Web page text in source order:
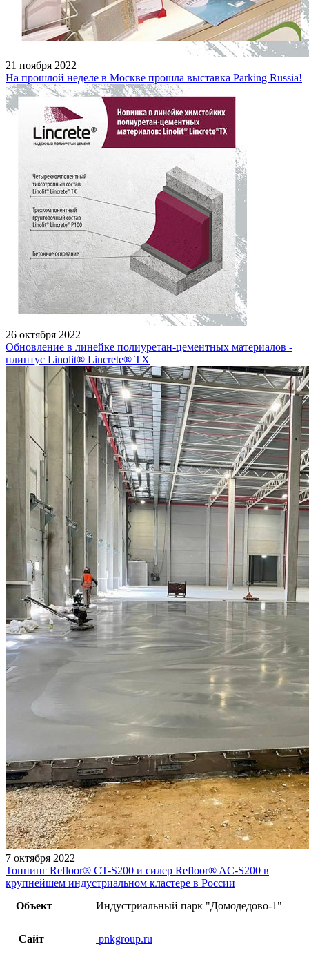
21 ноября 2022
На прошлой неделе в Москве прошла выставка Parking Russia!
26 октября 2022
Обновление в линейке полиуретан-цементных материалов -
плинтус Linolit® Lincrete® ТХ
7 октября 2022
Топпинг Refloor®️ CT-S200 и силер Refloor®️ AC-S200 в
крупнейшем индустриальном кластере в России
Объект
Индустриальный парк "Домодедово-1"
Сайт pnkgroup.ru